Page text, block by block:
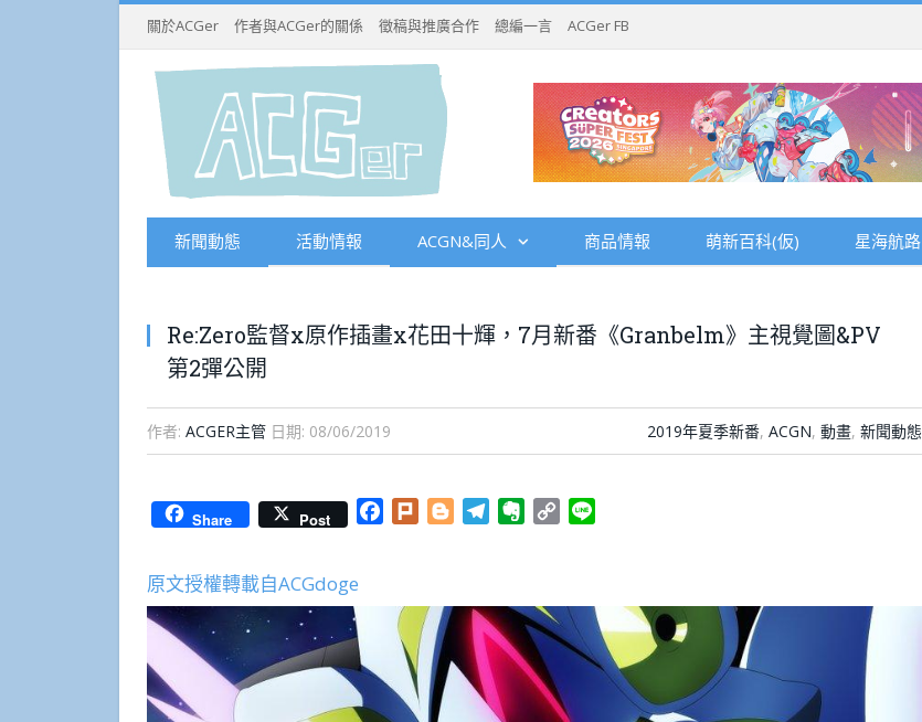
關於ACGer 作者與ACGer的關係 徵稿與推廣合作 總編一言 ACGer FB
新聞動態 活動情報 ACGN&同人 商品情報 萌新百科(仮) 星海航路
Re:Zero監督x原作插畫x花田十輝，7月新番《Granbelm》主視覺圖&PV
第2彈公開
作者: ACGER主管 日期: 08/06/2019 2019年夏季新番, ACGN, 動畫, 新聞動態
Share Post Facebook
Plurk BloggerTelegramEvernote
Copy
原文授權轉載自ACGdoge